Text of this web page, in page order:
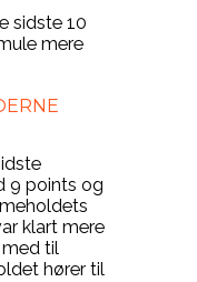
sidste 10
mere
9 points og
klart mere
til
hører til